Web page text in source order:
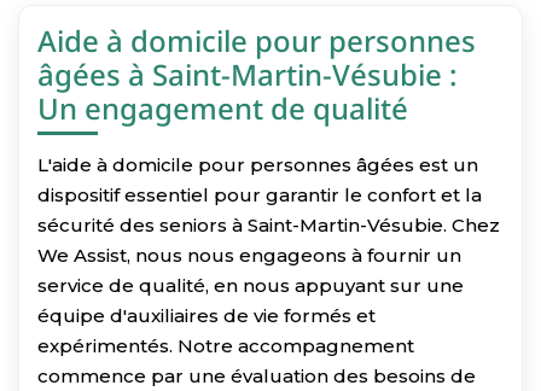
Aide à domicile pour personnes
âgées à Saint-Martin-Vésubie :
Un engagement de qualité
L'aide à domicile pour personnes âgées est un
dispositif essentiel pour garantir le confort et la
sécurité des seniors à Saint-Martin-Vésubie. Chez
We Assist, nous nous engageons à fournir un
service de qualité, en nous appuyant sur une
équipe d'auxiliaires de vie formés et
expérimentés. Notre accompagnement
commence par une évaluation des besoins de